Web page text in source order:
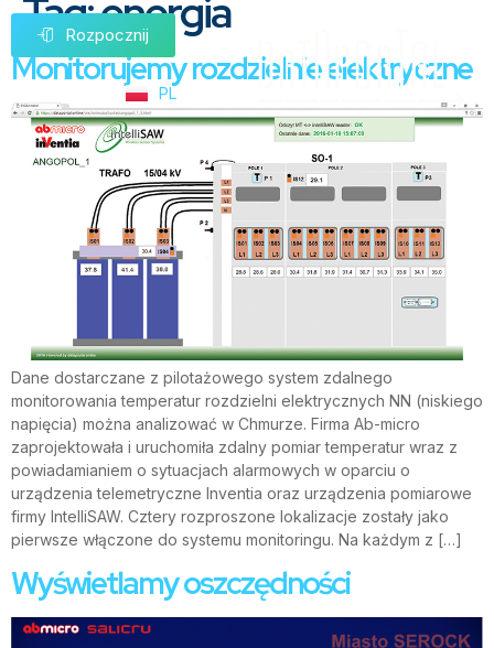
Rozpocznij
PL
Tag:energia
Monitorujemy rozdzielnie elektryczne
Dane dostarczane z pilotażowego system zdalnego
monitorowania temperatur rozdzielni elektrycznych NN (niskiego
napięcia) można analizować w Chmurze. Firma Ab-micro
zaprojektowała i uruchomiła zdalny pomiar temperatur wraz z
powiadamianiem o sytuacjach alarmowych w oparciu o
urządzenia telemetryczne Inventia oraz urządzenia pomiarowe
firmy IntelliSAW. Cztery rozproszone lokalizacje zostały jako
pierwsze włączone do systemu monitoringu. Na każdym z […]
Wyświetlamy oszczędności